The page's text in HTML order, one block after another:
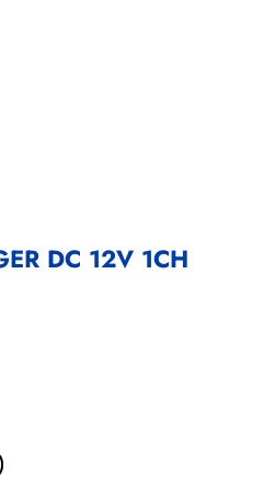
DC 12V 1CH